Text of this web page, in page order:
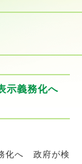
示義務化へ
化へ 政府が検